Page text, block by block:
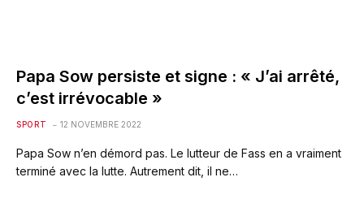
Papa Sow persiste et signe : « J’ai arrêté,
c’est irrévocable »
SPORT 12 NOVEMBRE 2022
Papa Sow n’en démord pas. Le lutteur de Fass en a vraiment
terminé avec la lutte. Autrement dit, il ne…